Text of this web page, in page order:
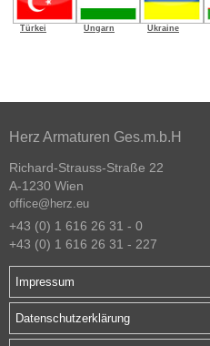
Türkei Ungarn Ukraine
Herz Armaturen Ges.m.b.H
Richard-Strauss-Straße 22
A-1230 Wien
office@herz.eu
+43 (0) 1 616 26 31 - 0
+43 (0) 1 616 26 31 - 227
Impressum
Datenschutzerklärung